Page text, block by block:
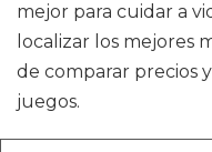
mejor para cuidar a
localizar los mejores
de comparar precios
juegos.